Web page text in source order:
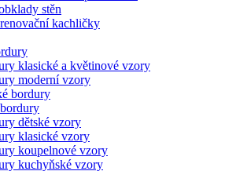
stěn
kachličky
klasické a květinové vzory
moderní vzory
bordury
dětské vzory
klasické vzory
koupelnové vzory
kuchyňské vzory